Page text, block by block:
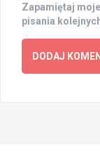
Zapamiętaj
pisania